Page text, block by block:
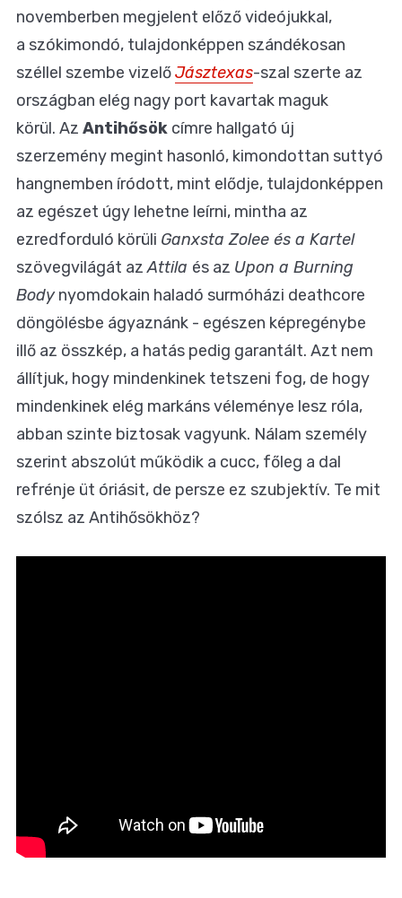
novemberben megjelent előző videójukkal,
a szókimondó, tulajdonképpen szándékosan
széllel szembe vizelőJásztexas-szal szerte az
országban elég nagy port kavartak maguk
körül. Az Antihősök címre hallgató új
szerzemény megint hasonló, kimondottan suttyó
hangnemben íródott, mint elődje, tulajdonképpen
az egészet úgy lehetne leírni, mintha az
ezredforduló körüli Ganxsta Zolee és a Kartel
szövegvilágát azAttila és az Upon a Burning
Bodynyomdokain haladó surmóházi deathcore
döngölésbe ágyaznánk - egészen képregénybe
illő az összkép, a hatás pedig garantált. Azt nem
állítjuk, hogy mindenkinek tetszeni fog, de hogy
mindenkinek elég markáns véleménye lesz róla,
abban szinte biztosak vagyunk. Nálam személy
szerint abszolút működik a cucc, főleg a dal
refrénje üt óriásit, de persze ez szubjektív. Te mit
szólsz az Antihősökhöz?